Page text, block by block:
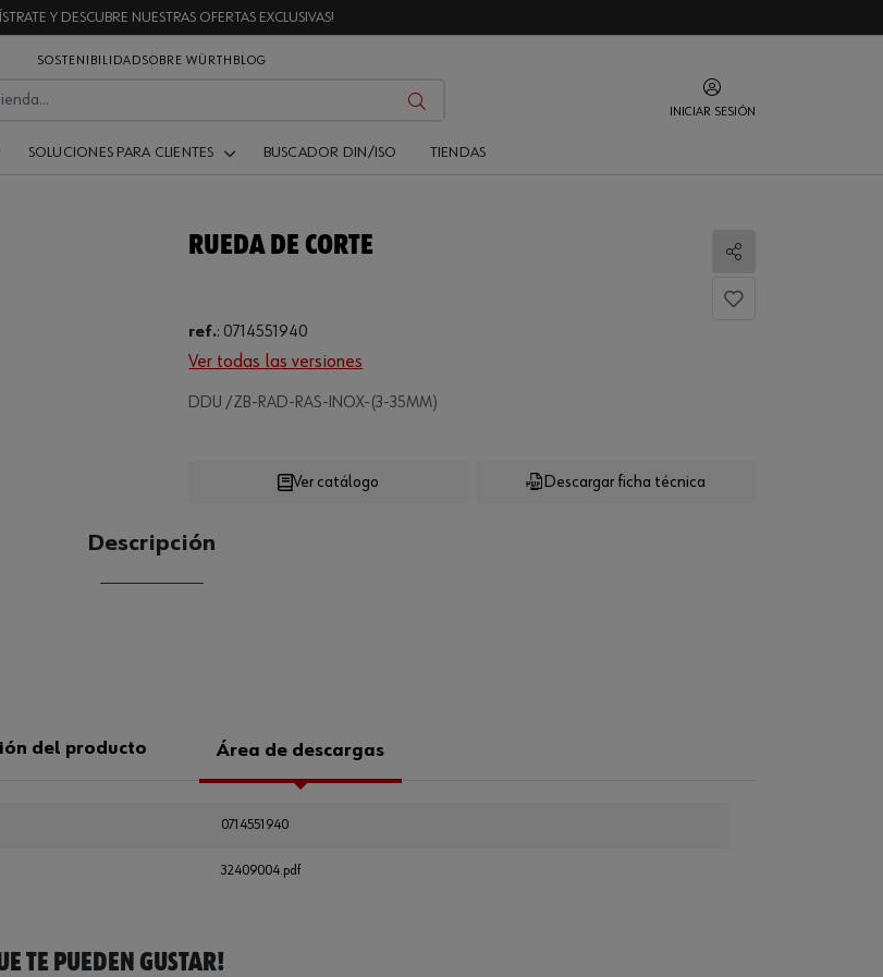
Y DESCUBRE NUESTRAS OFERTAS EXCLUSIVAS!
SOSTENIBILIDADSOBRE WÜRTH BLOG
INICIAR SESIÓN
SOLUCIONES PARA CLIENTES BUSCADOR DIN/ISO TIENDAS
RUEDA DE CORTE
Compartir
ref.: 0714551940
Ver todas las versiones
DDU /ZB-RAD-RAS-INOX-(3-35MM)
Loading...
CANTIDAD
Descargar ficha técnica
Ver catálogo
Descripción
del producto Área de descargas
0714551940
32409004.pdf
TE PUEDEN GUSTAR!